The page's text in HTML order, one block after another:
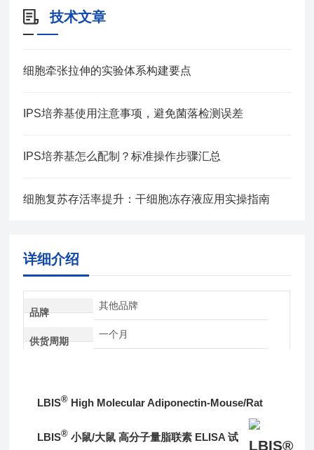
技术文章
细胞牵张拉伸的实验体系构建要点
IPS培养基使用注意事项，避免菌落检测误差
IPS培养基怎么配制？标准操作步骤汇总
细胞复苏存活率提升：干细胞冻存液应用实操指南
详细介绍
品牌
其他品牌
供货周期
一个月
LBIS® High Molecular Adiponectin-Mouse/Rat
LBIS® 小鼠/大鼠 高分子量脂联素 ELISA 试